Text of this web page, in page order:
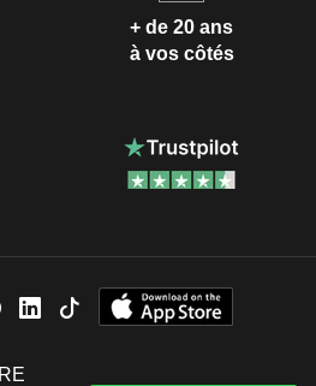
+ de 20 ans
à vos côtés